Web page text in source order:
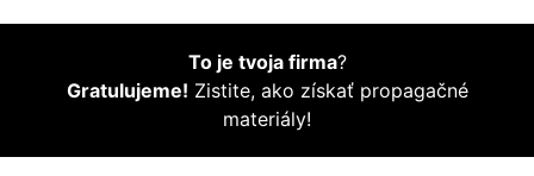
To je tvoja firma?
Gratulujeme! Zistite, ako získať propagačné
materiály!